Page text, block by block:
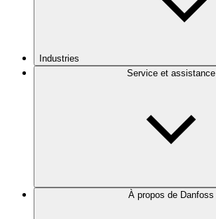
Industries
Service et assistance
À propos de Danfoss